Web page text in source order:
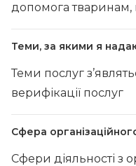
допомога тваринам,
Теми, за якими я
Теми послуг
верифікації послуг
Сфера
Сфери діяльності з